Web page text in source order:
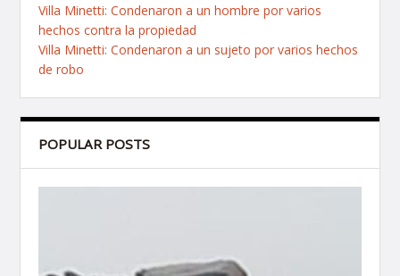
Villa Minetti: Condenaron a un hombre por varios
hechos contra la propiedad
Villa Minetti: Condenaron a un sujeto por varios hechos
de robo
POPULAR POSTS